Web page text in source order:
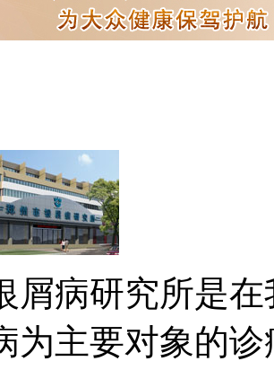
屑病研究所是
为主要对象的